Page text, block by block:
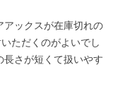
ックスが在庫切れの
ただくのがよいでし
長さが短くて扱いやす